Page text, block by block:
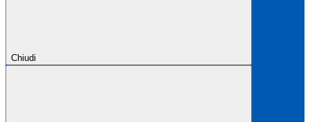
Chiudi